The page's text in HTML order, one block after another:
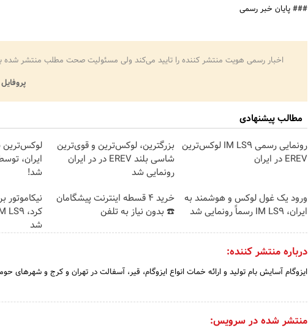
### پایان خبر رسمی
اخبار رسمی هویت منتشر کننده را تایید می‌کند ولی مسئولیت صحت مطلب منتشر شده
مطالب پیشنهادی
رونمایی رسمی IM LS9 لوکس‌ترین
EREV در ایران
بزرگترین، لوکس‌ترین و قوی‌ترین
شاسی بلند EREV در در ایران
رونمایی شد
ایران،
شد!
ورود یک غول لوکس و هوشمند به
ایران، IM LS9 رسماً رونمایی شد
خرید 4 قسطه اینترنت پیشگامان
☎️ بدون نیاز به تلفن
شد
درباره منتشر کننده:
ایزوگام آسایش بام تولید و ارائه خمات انواع ایزوگام، قیر، آسفالت در تهران و کرج و شهرهای
منتشر شده در سرویس: